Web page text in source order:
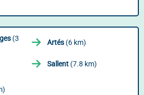
(3
Artés (6 km)
Sallent (7.8 km)